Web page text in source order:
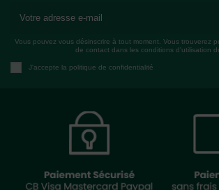
Vous pouvez vous désinscrire à tout moment. Vous trouverez
de contact dans les conditions d'utilisation
J'accepte la politique de confidentialité